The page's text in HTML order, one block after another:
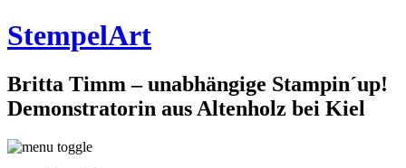
StempelArt
Britta Timm – unabhängige Stampin´up!
Demonstratorin aus Altenholz bei Kiel